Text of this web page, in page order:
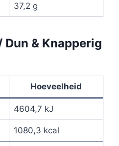
37,2 g
& Knapperig
Hoeveelheid
4604,7 kJ
1080,3 kcal